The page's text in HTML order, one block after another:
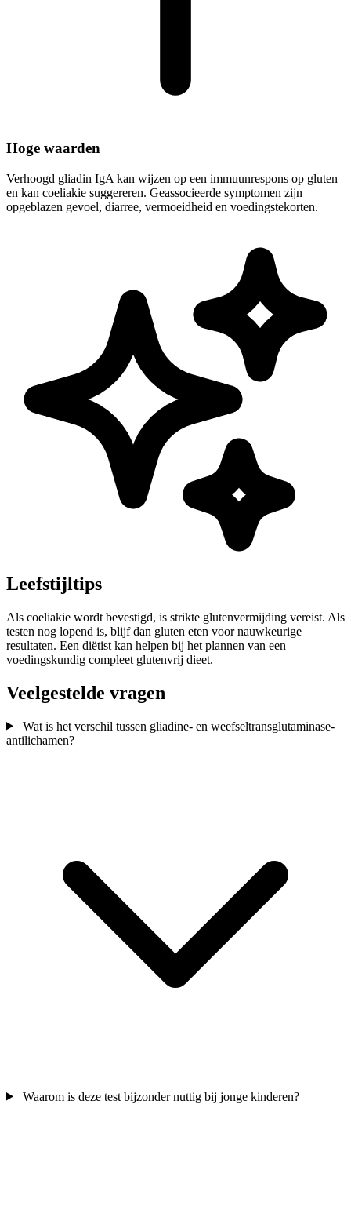
Hoge waarden
Verhoogd gliadin IgA kan wijzen op een immuunrespons op gluten
en kan coeliakie suggereren. Geassocieerde symptomen zijn
opgeblazen gevoel, diarree, vermoeidheid en voedingstekorten.
Leefstijltips
Als coeliakie wordt bevestigd, is strikte glutenvermijding vereist. Als
testen nog lopend is, blijf dan gluten eten voor nauwkeurige
resultaten. Een diëtist kan helpen bij het plannen van een
voedingskundig compleet glutenvrij dieet.
Veelgestelde vragen
Wat is het verschil tussen gliadine- en weefseltransglutaminase-
antilichamen?
Waarom is deze test bijzonder nuttig bij jonge kinderen?